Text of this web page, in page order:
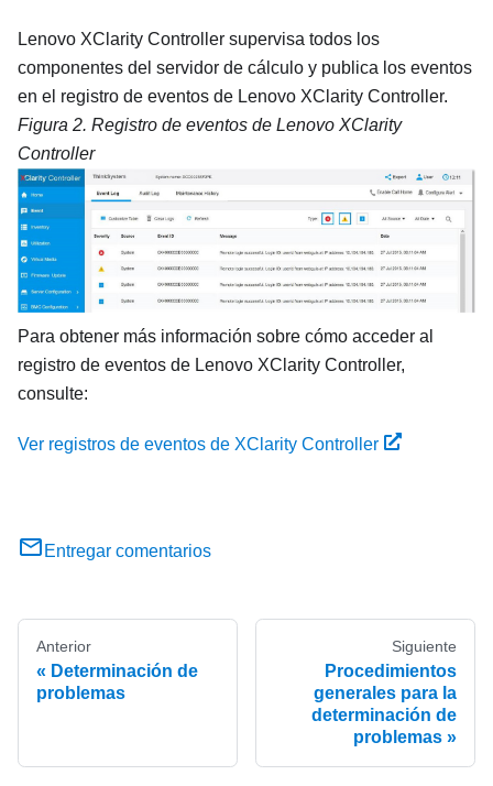
Lenovo XClarity Controller supervisa todos los
componentes del servidor de cálculo y publica los eventos
en el registro de eventos de Lenovo XClarity Controller.
Figura 2. Registro de eventos de Lenovo XClarity
Controller
Para obtener más información sobre cómo acceder al
registro de eventos de Lenovo XClarity Controller,
consulte:
Ver registros de eventos de XClarity Controller
Entregar comentarios
Anterior
Determinación de
problemas
Siguiente
Procedimientos
generales para la
determinación de
problemas